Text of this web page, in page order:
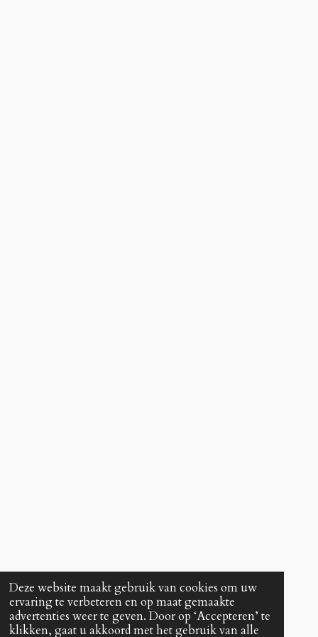
Deze website maakt gebruik van cookies om uw
ervaring te verbeteren en op maat gemaakte
advertenties weer te geven. Door op ‘Accepteren’ te
klikken, gaat u akkoord met het gebruik van alle